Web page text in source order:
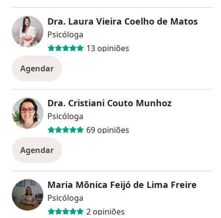
Dra. Laura Vieira Coelho de Matos
Psicóloga
13 opiniões
Agendar
Dra. Cristiani Couto Munhoz
Psicóloga
69 opiniões
Agendar
Maria Mônica Feijó de Lima Freire
Psicóloga
2 opiniões